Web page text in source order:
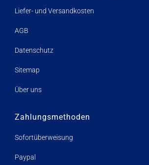
Liefer- und Versandkosten
AGB
Datenschutz
Sitemap
Über uns
Zahlungsmethoden
Sofortüberweisung
Paypal